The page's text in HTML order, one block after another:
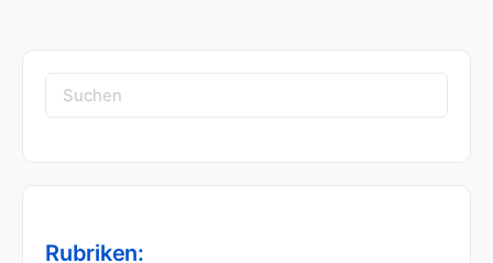
Suchen
nach:
Rubriken: